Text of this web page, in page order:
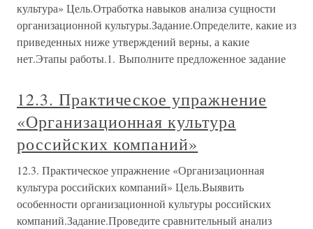
культура» Цель.Отработка навыков анализа сущности
организационной культуры.Задание.Определите, какие из
приведенных ниже утверждений верны, а какие
нет.Этапы работы.1. Выполните предложенное задание
12.3. Практическое упражнение
«Организационная культура
российских компаний»
12.3. Практическое упражнение «Организационная
культура российских компаний» Цель.Выявить
особенности организационной культуры российских
компаний.Задание.Проведите сравнительный анализ